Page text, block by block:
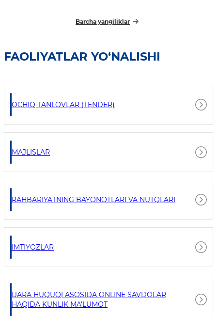
Barcha yangiliklar
FAOLIYATLAR YO‘NALISHI
OCHIQ TANLOVLAR (TENDER)
MAJLISLAR
RAHBARIYATNING BAYONOTLARI VA NUTQLARI
IMTIYOZLAR
IJARA HUQUQI ASOSIDA ONLINE SAVDOLAR
HAQIDA KUNLIK MA'LUMOT